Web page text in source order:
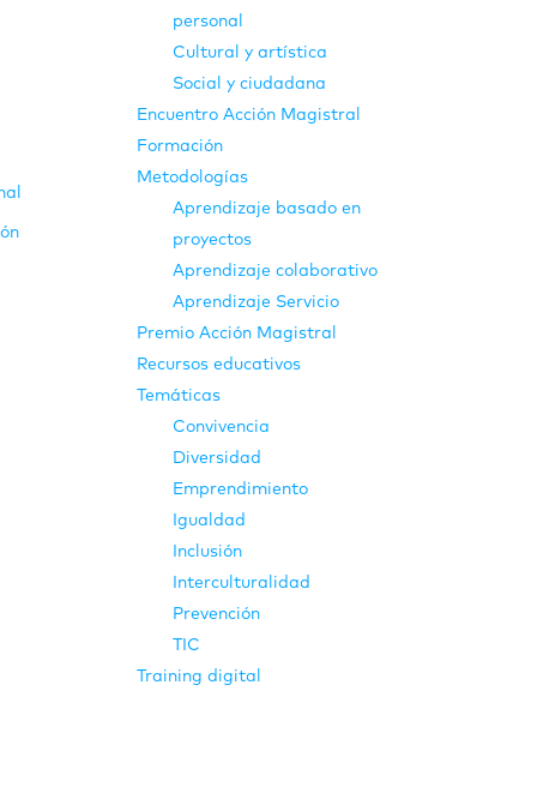
personal
Cultural y artística
Social y ciudadana
Encuentro Acción Magistral
Formación
Metodologías
Aprendizaje basado en
proyectos
Aprendizaje colaborativo
Aprendizaje Servicio
Premio Acción Magistral
Recursos educativos
Temáticas
Convivencia
Diversidad
Emprendimiento
Igualdad
Inclusión
Interculturalidad
Prevención
TIC
Training digital